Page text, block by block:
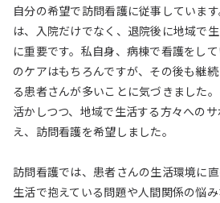
自分の希望で訪問看護に従事していま
は、入院だけでなく、退院後に地域で
に重要です。私自身、病棟で看護をし
のケアはもちろんですが、その後も継
る患者さんが多いことに気づきました
活かしつつ、地域で生活する方々への
え、訪問看護を希望しました。
訪問看護では、患者さんの生活環境に
生活で抱えている問題や人間関係の悩